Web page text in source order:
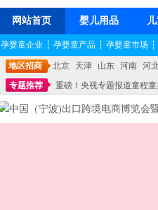
网站首页 婴儿用品
孕婴童企业 ┆ 孕婴童产品 ┆ 孕婴童市场 ┆
地区招商 北京 天津 山东 河南 河
专题推荐
重磅！央视专题报道童程
不能再单纯地销售产品,而要向增强服务